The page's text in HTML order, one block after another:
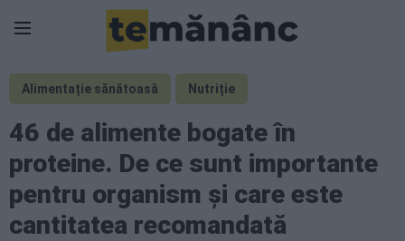
Alimentație sănătoasă Nutriție
46 de alimente bogate în
proteine. De ce sunt importante
pentru organism și care este
cantitatea recomandată